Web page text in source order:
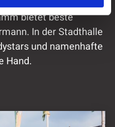
bietet beste
In der Stadthalle
und namenhafte
Hand.